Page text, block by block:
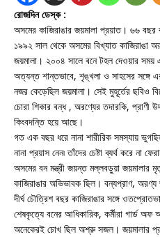
রোজদিন ডেস্ক :
অসমের কাজিরাঙার জয়মালা প্রয়াত। ৬৬ বছর
১৯৯২ সাল থেকে অসমের বিখ্যাত কাজিরাঙা
জয়মালা। ২০০৪ সালে বনে টহল দেওয়ার
অত্যন্ত শান্তভাবে, শৃঙ্খলা ও সাহসের সঙ্গে
নজর কেড়েছিল জয়মালা। সেই মুহূর্তের ছবিও
চোরা শিকার বন্ধ , অরণ্যের তদারকি, প্রাণী
কিংবদন্তি হয়ে আছে।
গত এক বছর ধরে নানা শারীরিক সমস্যায়
নানা প্রয়াস নেন৷ তাঁদের চেষ্টা ব্যর্থ করে না
অসমের বন মন্ত্রী জয়ন্ত মল্লবড়ুয়া
কাজিরাঙার অভিভাবক ছিল। বন্যপ্রাণ, অরণ্য
দীর্ঘ চৌত্রিশ বছর কাজিরাঙার সঙ্গে
শেষকৃত্যে বনের আধিকারিক, কর্মীরা গার্ড অফ
অনেকেরই চোখ ছিল অশ্রু সজল। জয়মালার